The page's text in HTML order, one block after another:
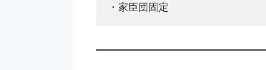
・家臣団固定